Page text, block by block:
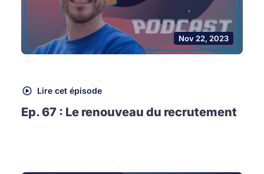
Nov 22, 2023
Lire cet épisode
Ep. 67 : Le renouveau du recrutement